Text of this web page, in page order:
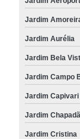
Jardim
Jardim Aurélia
Jardim Bela
Jardim Campo
Jardim Capivari
Jardim
Jardim Cristina